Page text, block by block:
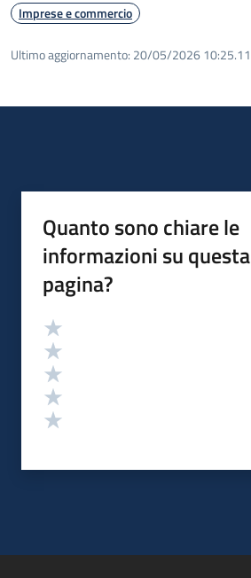
Imprese e commercio
Ultimo aggiornamento: 20/05/2026 10:25.11
Quanto sono chiare le
informazioni su questa
pagina?
Valutazione